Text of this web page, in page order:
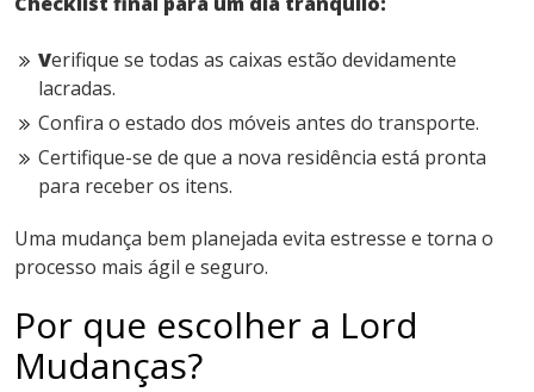
Verifique se todas as caixas estão devidamente
lacradas.
Confira o estado dos móveis antes do transporte.
Certifique-se de que a nova residência está pronta
para receber os itens.
Uma mudança bem planejada evita estresse e torna o
processo mais ágil e seguro.
Por que escolher a Lord
Mudanças?